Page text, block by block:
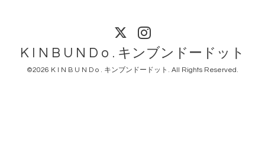
K I N B U N D o . キンブンドードット
©2026 K I N B U N D o . キンブンドードット . All Rights Reserved.